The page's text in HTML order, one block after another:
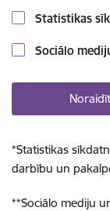
Statistikas
Sociālo
Noraidīt
*Statistikas
darbību un
**Sociālo mediju